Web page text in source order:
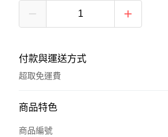
付款與運送方式
超取免運費
付款方式
信用卡一次付款
商品特色
商品編號